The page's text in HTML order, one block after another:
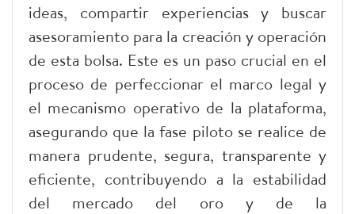
ideas, compartir experiencias y buscar
asesoramiento para la creación y operación
de esta bolsa. Este es un paso crucial en el
proceso de perfeccionar el marco legal y
el mecanismo operativo de la plataforma,
asegurando que la fase piloto se realice de
manera prudente, segura, transparente y
eficiente, contribuyendo a la estabilidad
del mercado del oro y de la